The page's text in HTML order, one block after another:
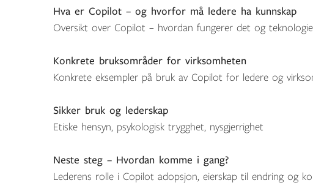
Hva er Copilot – og hvorfor må ledere ha kunnskap
Oversikt over Copilot – hvordan fungerer det og
Konkrete bruksområder for virksomheten
Konkrete eksempler på bruk av Copilot for ledere og
Sikker bruk og lederskap
Etiske hensyn, psykologisk trygghet, nysgjerrighet
Neste steg – Hvordan komme i gang?
Lederens rolle i Copilot adopsjon, eierskap til endring og